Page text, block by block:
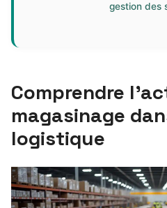
gestion des
Comprendre
magasinage
logistique